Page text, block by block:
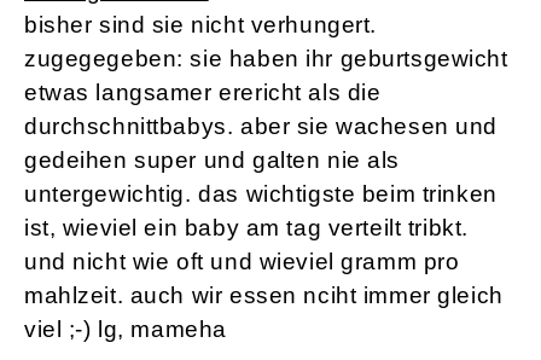
bisher sind sie nicht verhungert.
zugegegeben: sie haben ihr geburtsgewicht
etwas langsamer erericht als die
durchschnittbabys. aber sie wachesen und
gedeihen super und galten nie als
untergewichtig. das wichtigste beim trinken
ist, wieviel ein baby am tag verteilt tribkt.
und nicht wie oft und wieviel gramm pro
mahlzeit. auch wir essen nciht immer gleich
viel ;-) lg, mameha